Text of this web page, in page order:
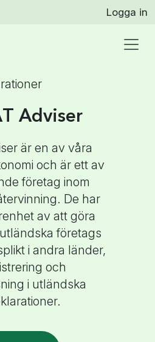
Logga in
Adviser
är en av våra
och är ett av
företag inom
De har
av att göra
företags
i andra länder,
och
i utländska